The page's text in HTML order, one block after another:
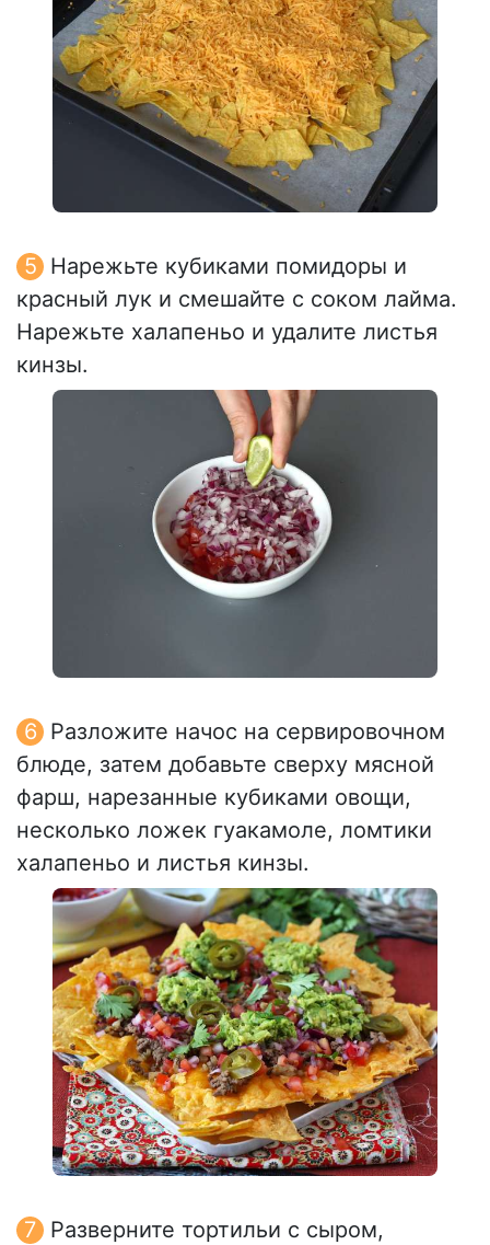
Нарежьте кубиками помидоры и
красный лук и смешайте с соком лайма.
Нарежьте халапеньо и удалите листья
кинзы.
Разложите начос на сервировочном
блюде, затем добавьте сверху мясной
фарш, нарезанные кубиками овощи,
несколько ложек гуакамоле, ломтики
халапеньо и листья кинзы.
Разверните тортильи с сыром,